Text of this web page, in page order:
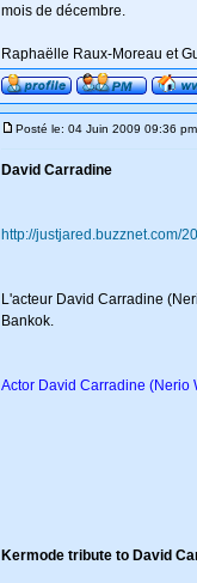
mois de décembre.
Raphaëlle Raux-Moreau et
Posté le: 04 Juin 2009 09:36 pm
David Carradine
http://justjared.buzznet.com/
L'acteur David Carradine
Bankok.
Actor David Carradine (Nerio
Kermode tribute to David